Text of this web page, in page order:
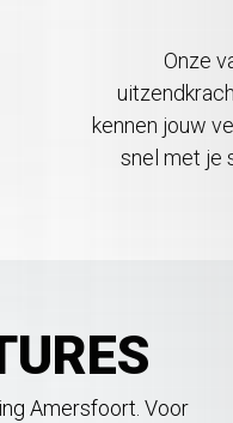
Onze
kennen jouw
snel met je
Amersfoort. Voor